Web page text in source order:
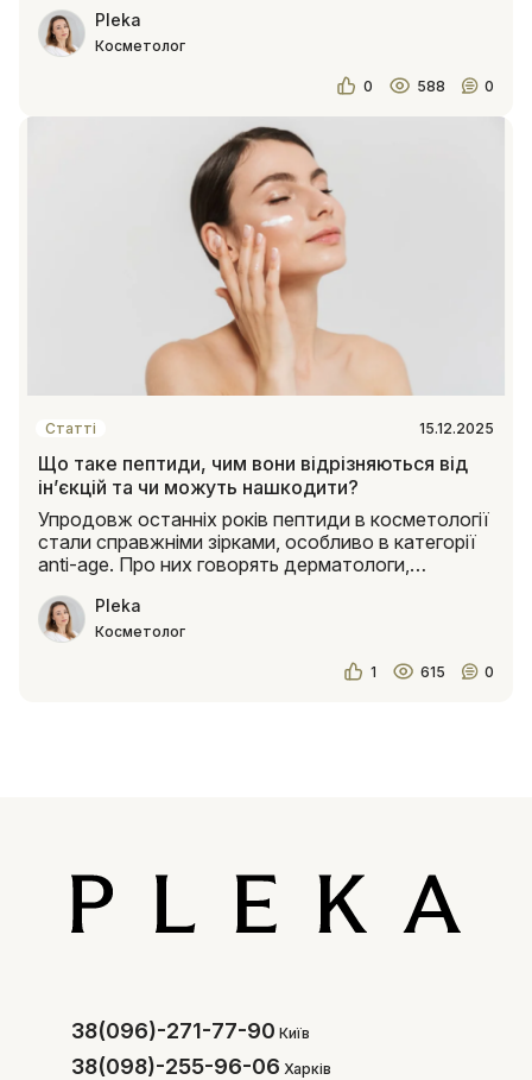
Pleka
Косметолог
0 588 0
Статті 15.12.2025
Що таке пептиди, чим вони відрізняються від
ін’єкцій та чи можуть нашкодити?
Упродовж останніх років пептиди в косметології
стали справжніми зірками, особливо в категорії
anti-age. Про них говорять дерматологи,
Pleka
Косметолог
1 615 0
38(096)-271-77-90 Київ
38(098)-255-96-06 Харків